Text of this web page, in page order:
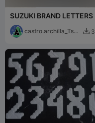
SUZUKI BRAND LETTERS
castro.archilla_Tsm
 3